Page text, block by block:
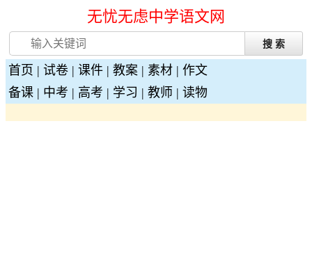
无忧无虑中学语文网
首页 | 试卷 | 课件 | 教案 | 素材 | 作文
备课 | 中考 | 高考 | 学习 | 教师 | 读物